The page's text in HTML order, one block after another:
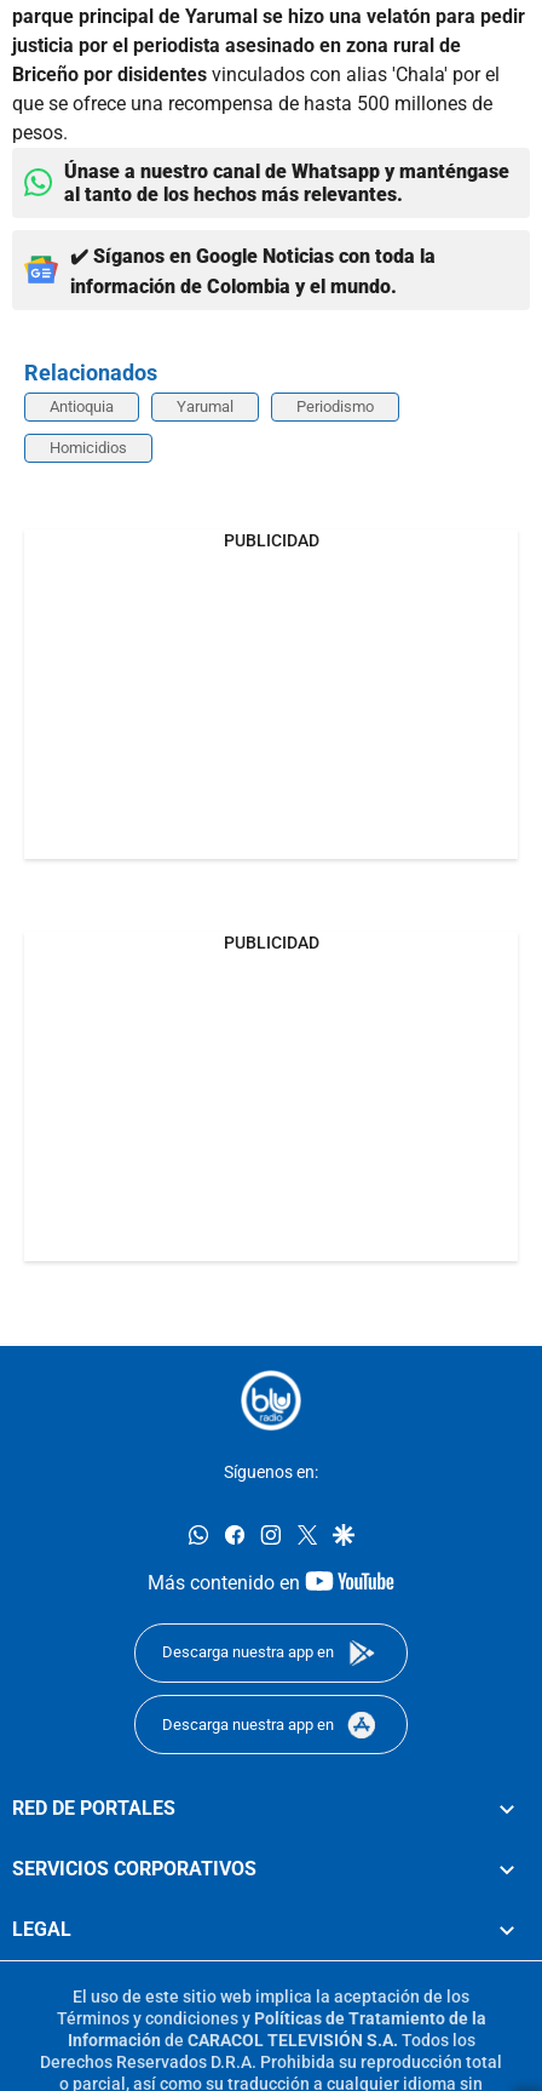
parque principal de Yarumal se hizo una velatón para pedir
justicia por el periodista asesinado en zona rural de
Briceño por disidentes vinculados con alias 'Chala' por el
que se ofrece una recompensa de hasta 500 millones de
pesos.
Únase a nuestro canal de Whatsapp y manténgase
al tanto de los hechos más relevantes.
✔️ Síganos en Google Noticias con toda la
información de Colombia y el mundo.
Relacionados
Antioquia Yarumal Periodismo
Homicidios
PUBLICIDAD
PUBLICIDAD
Síguenos en:
whatsappfacebookinstagram
twittergoogle
Más contenido en
youtube-
Descarga nuestra app en
Descarga nuestra app en
RED DE PORTALES
SERVICIOS CORPORATIVOS
LEGAL
El uso de este sitio web implica la aceptación de los
Términos y condicionesy Políticas de Tratamiento de la
Información de CARACOL TELEVISIÓN S.A. Todos los
Derechos Reservados D.R.A. Prohibida su reproducción total
o parcial, así como su traducción a cualquier idioma sin